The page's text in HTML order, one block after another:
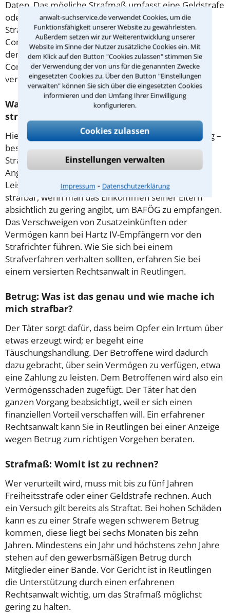
anwalt-suchservice.de verwendet Cookies, um die
Funktionsfähigkeit unserer Website zu gewährleisten.
Außerdem setzen wir zur Weiterentwicklung unserer
Website im Sinne der Nutzer zusätzliche Cookies ein. Mit
dem Klick auf den Button "Cookies zulassen" stimmen Sie
der Verwendung der von uns für die genannten Zwecke
eingesetzten Cookies zu. Über den Button "Einstellungen
verwalten" können Sie sich über die eingesetzten Cookies
informieren und den Umfang Ihrer Einwilligung
konfigurieren.
Cookies zulassen
Einstellungen verwalten
Impressum ⁃ Datenschutzerklärung
Daten. Das mögliche Strafmaß umfasst eine Geldstrafe
oder eine Freiheitsstrafe bis zu fünf Jahren. Eine
Straftat ist auch die Erstellung von
Computerprogrammen zu Betrugszwecken oder
deren Überlassung an andere. Werden Sie wegen
Computerbetrug in Reutlingen belangt, kann ein
versierter Rechtsanwalt wertvolle Hilfe leisten.
Wann macht man sich wegen Sozialbetrug
strafbar?
Hier handelt es sich um ganz herkömmlichen Betrug –
besondere gesetzliche Regeln dazu gibt es nicht.
Strafbar macht man sich zum Beispiel durch falsche
Angaben bei den Sozialbehörden mit dem Ziel,
Leistungen zu bekommen. So macht man sich etwa
strafbar, wenn man das Einkommen seiner Eltern
absichtlich zu gering angibt, um BAFÖG zu empfangen.
Das Verschweigen von Zusatzeinkünften oder
Vermögen kann bei Hartz IV-Empfängern vor den
Strafrichter führen. Wie Sie sich bei einem
Strafverfahren verhalten sollten, erfahren Sie bei
einem versierten Rechtsanwalt in Reutlingen.
Betrug: Was ist das genau und wie mache ich
mich strafbar?
Der Täter sorgt dafür, dass beim Opfer ein Irrtum über
etwas erzeugt wird; er begeht eine
Täuschungshandlung. Der Betroffene wird dadurch
dazu gebracht, über sein Vermögen zu verfügen, etwa
eine Zahlung zu leisten. Dem Betroffenen wird also ein
Vermögensschaden zugefügt. Der Täter hat den
ganzen Vorgang beabsichtigt, weil er sich einen
finanziellen Vorteil verschaffen will. Ein erfahrener
Rechtsanwalt kann Sie in Reutlingen bei einer Anzeige
wegen Betrug zum richtigen Vorgehen beraten.
Strafmaß: Womit ist zu rechnen?
Wer verurteilt wird, muss mit bis zu fünf Jahren
Freiheitsstrafe oder einer Geldstrafe rechnen. Auch
ein Versuch gilt bereits als Straftat. Bei hohen Schäden
kann es zu einer Strafe wegen schwerem Betrug
kommen, diese liegt bei sechs Monaten bis zehn
Jahren. Mindestens ein Jahr und höchstens zehn Jahre
stehen auf den gewerbsmäßigen Betrug durch
Mitglieder einer Bande. Vor Gericht ist in Reutlingen
die Unterstützung durch einen erfahrenen
Rechtsanwalt wichtig, um das Strafmaß möglichst
gering zu halten.